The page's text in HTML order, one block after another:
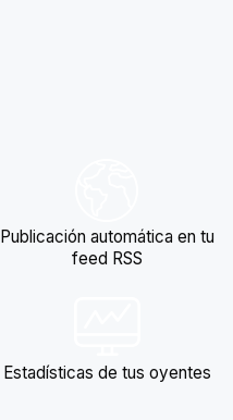
Publicación automática en tu
feed RSS
Estadísticas de tus oyentes